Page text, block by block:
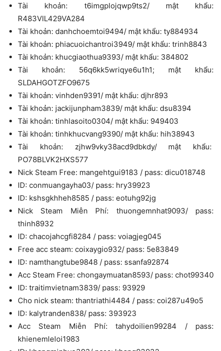
Tài khoản: t6imgplojqwp9ts2/ mật khẩu:
R483VIL429VA284
Tài khoản: danhchoemtoi9494/ mật khẩu: ty884934
Tài khoản: phiacuoichantroi3949/ mật khẩu: trinh8843
Tài khoản: khucgiaothua9393/ mật khẩu: 384802
Tài khoản: 56q6kk5wriqye6u1h1; mật khẩu:
SLDAHGOTZFO9675
Tài khoản: vinhden9391/ mật khẩu: djhr893
Tài khoản: jackijunpham3839/ mật khẩu: dsu8394
Tài khoản: tinhlasoito0304/ mật khẩu: 949403
Tài khoản: tinhkhucvang9390/ mật khẩu: hih38943
Tài khoản: zjhw9vky38acd9dbkdy/ mật khẩu:
PO78BLVK2HXS577
Nick Steam Free: mangehtgui9183 / pass: dicu018748
ID: conmuangayha03/ pass: hry39923
ID: kshsgkhheh8585 / pass: eotuhg92jg
Nick Steam Miễn Phí: thuongemnhat9093/ pass:
thinh8932
ID: chacojahcgfi8284 / pass: voiagjeg045
Free acc steam: coixaygio932/ pass: 5e83849
ID: namthangtube9848 / pass: ssanfa92874
Acc Steam Free: chongaymuatan8593/ pass: chot99340
ID: traitimvietnam3839/ pass: 93929
Cho nick steam: thantriathi4484 / pass: coi287u49o5
ID: kalytranden838/ pass: 393923
Acc Steam Miễn Phí: tahydoilien99284 / pass:
khienemleloi1983